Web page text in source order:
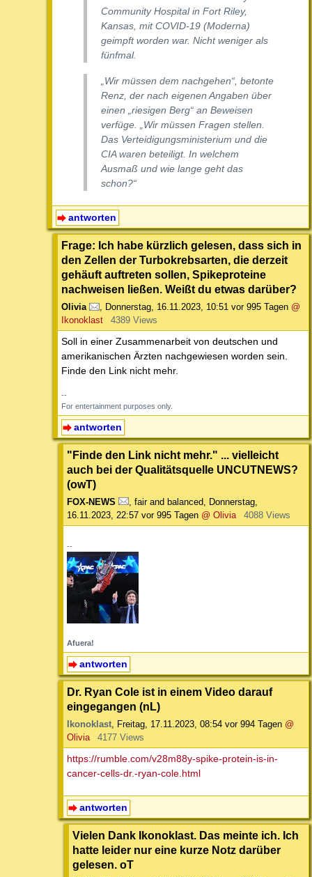
Community Hospital in Fort Riley,
Kansas, mit COVID-19 (Moderna)
geimpft worden war. Nicht weniger als
fünfmal.
„Wir müssen dem nachgehen“, betonte
Renz, der nach eigenen Angaben über
einen „riesigen Berg“ an Beweisen
verfüge. „Wir müssen Fragen stellen.
Das Verteidigungsministerium und die
CIA waren beteiligt. In welchem
Ausmaß und wie lange geht das
schon?“
antworten
Frage: Ich habe kürzlich gelesen, dass sich in
den Zellen der Turbokrebsarten, die derzeit
gehäuft auftreten sollen, Spikeproteine
nachweisen ließen. Weißt du etwas darüber?
Olivia Donnerstag, 16.11.2023, 10:51 vor 995 Tagen @
Ikonoklast
4389 Views
Soll in einer Zusammenarbeit von deutschen und
amerikanischen Ärzten nachgewiesen worden sein.
Finde den Link nicht mehr.
--
For entertainment purposes only.
antworten
"Finde den Link nicht mehr." ... vielleicht
auch bei der Qualitätsquelle UNCUTNEWS?
(owT)
FOX-NEWS fair and balanced
Donnerstag,
16.11.2023, 22:57 vor 995 Tagen @ Olivia 4088 Views
--
Afuera!
antworten
Dr. Ryan Cole ist in einem Video darauf
eingegangen (nL)
Ikonoklast Freitag, 17.11.2023, 08:54 vor 994 Tagen @
Olivia
4177 Views
https://rumble.com/v28m88y-spike-protein-is-in-
cancer-cells-dr.-ryan-cole.html
antworten
Vielen Dank Ikonoklast. Das meinte ich. Ich
hatte leider nur eine kurze Notz darüber
gelesen. oT